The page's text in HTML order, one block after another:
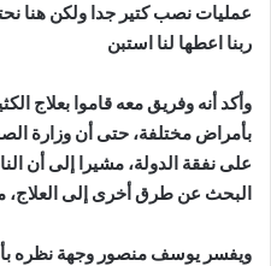
عمليات نصب كتير جدا ولكن هنا
ربنا اعطها لنا استبن
وأكد أنه وفريق معه قاموا بعلاج
بأمراض مختلفة، حتى أن وزارة
على نفقة الدولة، مشيرا إلى أن
البحث عن طرق أخرى إلى العلاج،
ويفسر يوسف منصور وجهة نظره